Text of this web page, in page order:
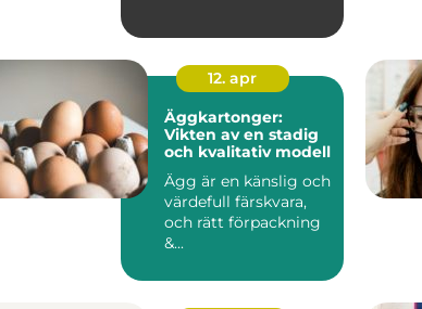
12. apr
Äggkartonger:
Vikten av en stadig
och kvalitativ modell
Ägg är en känslig och
värdefull färskvara,
och rätt förpackning
&...